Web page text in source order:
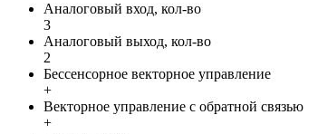
Аналоговый вход, кол-во
3
Аналоговый выход, кол-во
2
Бессенсорное векторное управление
+
Векторное управление с обратной связью
+